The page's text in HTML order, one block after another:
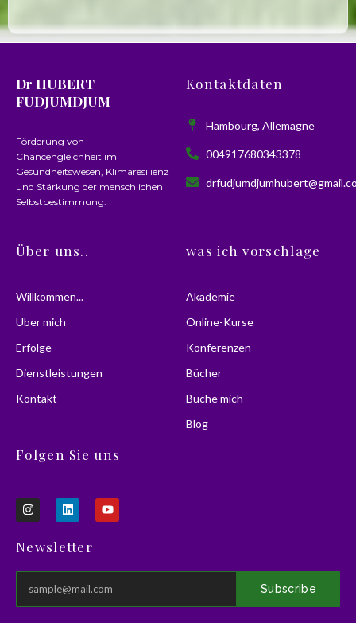
Dr HUBERT
FUDJUMDJUM
Förderung von
Chancengleichheit im
Gesundheitswesen, Klimaresilienz
und Stärkung der menschlichen
Selbstbestimmung.
Kontaktdaten
Hambourg, Allemagne
004917680343378
Über uns..
Willkommen...
Über mich
Erfolge
Dienstleistungen
Kontakt
was ich vorschlage
Akademie
Online-Kurse
Konferenzen
Bücher
Buche mich
Blog
Folgen Sie uns
I
n
s
a
r
a
L
i
n
e
i
n
Y
o
u
e
Newsletter
Subscribe